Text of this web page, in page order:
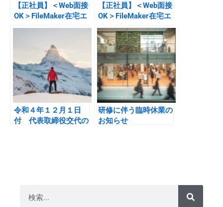
【正社員】＜Web面接
OK＞FileMaker在宅エ
ンジニアPG 募集終了
【正社員】＜Web面接
OK＞FileMaker在宅エ
ンジニアPM 募集終了
令和４年１２月１日
付 代表取締役交代の
研修に伴う臨時休業の
お知らせ